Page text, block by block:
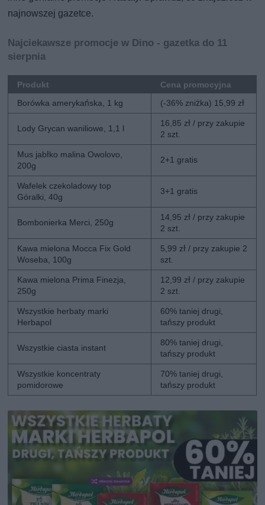
najnowszej gazetce.
Najciekawsze promocje w Dino - gazetka do 11
sierpnia
Produkt
Cena promocyjna
Borówka amerykańska, 1 kg
(-36% zniżka) 15,99 zł
Lody Grycan waniliowe, 1,1 l
16,85 zł / przy zakupie
2 szt.
Mus jabłko malina Owolovo,
200g
2+1 gratis
Wafelek czekoladowy top
Góralki, 40g
3+1 gratis
Bombonierka Merci, 250g
14,95 zł / przy zakupie
2 szt.
Kawa mielona Mocca Fix Gold
Woseba, 100g
5,99 zł / przy zakupie 2
szt.
Kawa mielona Prima Finezja,
250g
12,99 zł / przy zakupie
2 szt.
Wszystkie herbaty marki
Herbapol
60% taniej drugi,
tańszy produkt
Wszystkie ciasta instant
80% taniej drugi,
tańszy produkt
Wszystkie koncentraty
pomidorowe
70% taniej drugi,
tańszy produkt